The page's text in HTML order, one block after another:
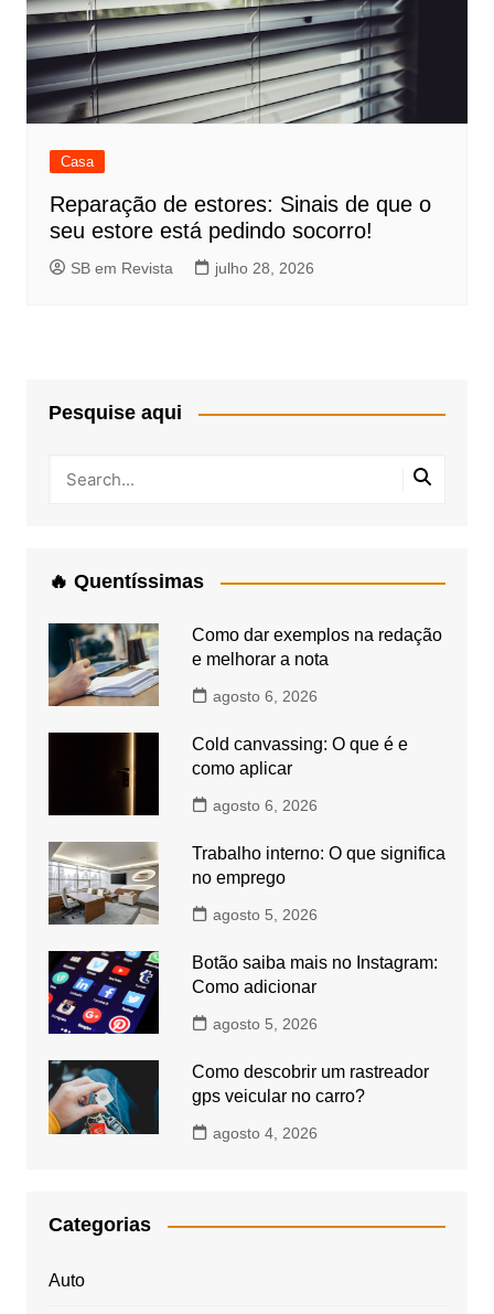
Casa
Reparação de estores: Sinais de que o
seu estore está pedindo socorro!
SB em Revista julho 28, 2026
Pesquise aqui
🔥 Quentíssimas
Como dar exemplos na redação
e melhorar a nota
agosto 6, 2026
Cold canvassing: O que é e
como aplicar
agosto 6, 2026
Trabalho interno: O que significa
no emprego
agosto 5, 2026
Botão saiba mais no Instagram:
Como adicionar
agosto 5, 2026
Como descobrir um rastreador
gps veicular no carro?
agosto 4, 2026
Categorias
Auto